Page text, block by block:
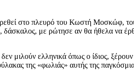
στο πλευρό του Κωστή Μοσκώφ,
δάσκαλος, με ρώτησε αν θα ήθελα να
μιλούν ελληνικά όπως ο ίδιος,
της «φωλιάς» αυτής της